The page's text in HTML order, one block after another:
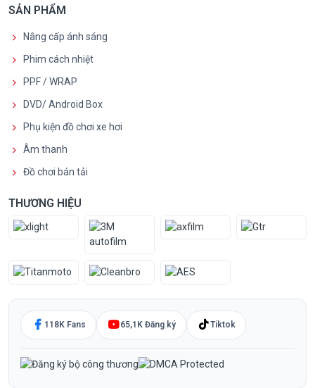
SẢN PHẨM
Nâng cấp ánh sáng
Phim cách nhiệt
PPF / WRAP
DVD/ Android Box
Phụ kiện đồ chơi xe hơi
Âm thanh
Đồ chơi bán tải
THƯƠNG HIỆU
118K Fans 65,1K Đăng ký Tiktok